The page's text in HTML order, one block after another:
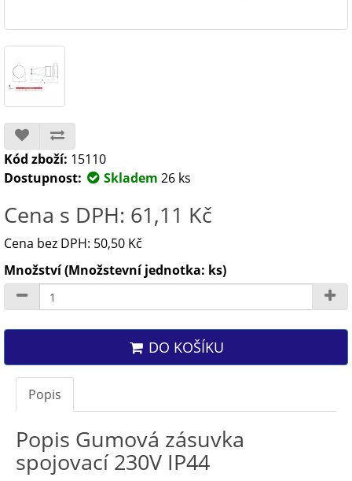
Kód zboží: 15110
Dostupnost:
Skladem 26 ks
Cena s DPH: 61,11 Kč
Cena bez DPH: 50,50 Kč
Množství (Množstevní jednotka: ks)
DO KOŠÍKU
Popis
Popis Gumová zásuvka
spojovací 230V IP44